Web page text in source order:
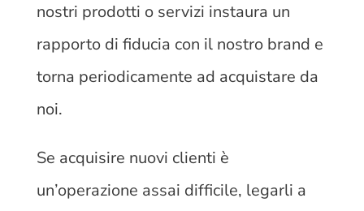
nostri prodotti o servizi instaura un
rapporto di fiducia con il nostro brand e
torna periodicamente ad acquistare da
noi.
Se acquisire nuovi clienti è
un’operazione assai difficile, legarli a